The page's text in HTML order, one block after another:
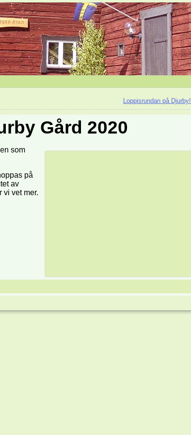
Loppisrundan på Djurby!
Gård 2020
som
på
av
vi vet mer.